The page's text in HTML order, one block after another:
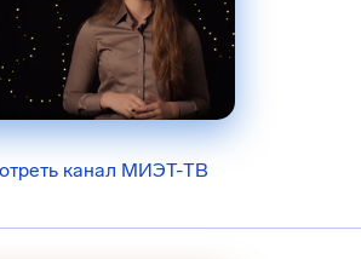
канал МИЭТ-ТВ